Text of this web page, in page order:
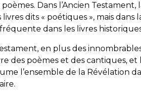
Dans l’Ancien
dits « poétiques », mais dans
dans les livres
en plus des
des poèmes et des cantiques, et
l’ensemble de la Révélation